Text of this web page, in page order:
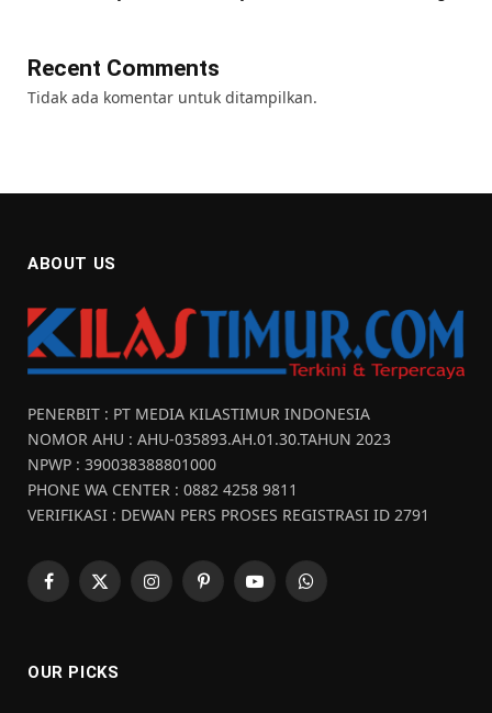
Recent Comments
Tidak ada komentar untuk ditampilkan.
ABOUT US
PENERBIT : PT MEDIA KILASTIMUR INDONESIA
NOMOR AHU : AHU-035893.AH.01.30.TAHUN 2023
NPWP : 390038388801000
PHONE WA CENTER : 0882 4258 9811
VERIFIKASI : DEWAN PERS PROSES REGISTRASI ID 2791
Facebook
X
InstagramPinterestYouTubeWhatsApp
OUR PICKS